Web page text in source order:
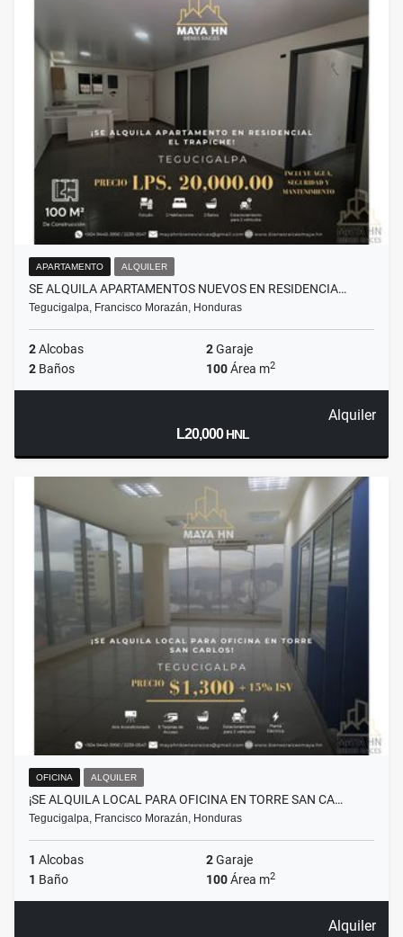
APARTAMENTO ALQUILER
SE ALQUILA APARTAMENTOS NUEVOS EN RESIDENCIA…
Tegucigalpa, Francisco Morazán, Honduras
2Alcobas 2Garaje
2 Baños 100Área m2
Alquiler
L20,000HNL
OFICINA ALQUILER
¡SE ALQUILA LOCAL PARA OFICINA EN TORRE SAN CA…
Tegucigalpa, Francisco Morazán, Honduras
1 Alcobas 2Garaje
1 Baño 100Área m2
Alquiler